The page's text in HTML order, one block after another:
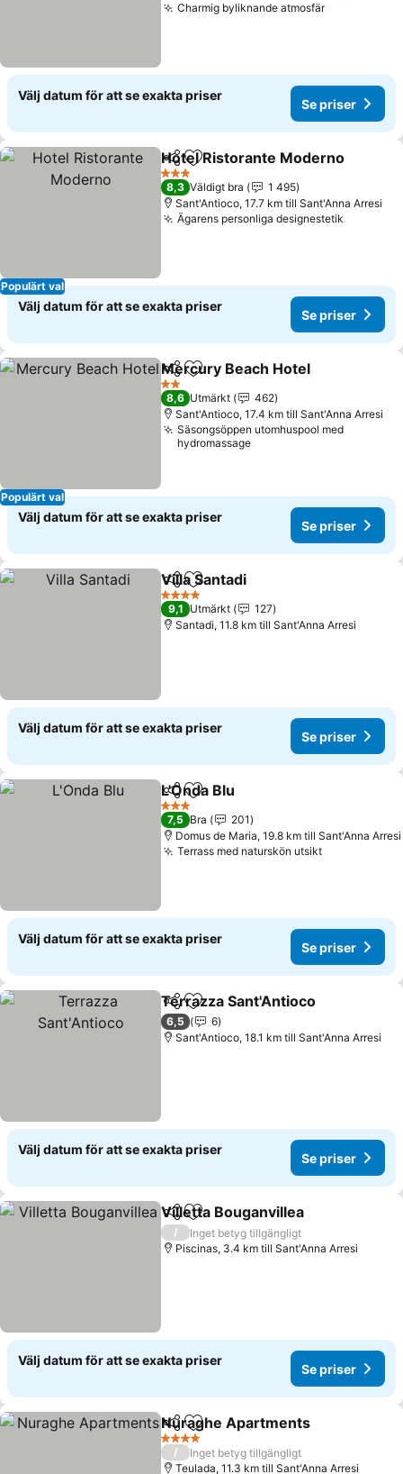
Charmig byliknande atmosfär
Välj datum för att se exakta priser
Se priser
Populärt val
Dela Lägg till i Mina Favoriter
Hotel Ristorante Moderno
3 Stjärnor
8,3 Väldigt bra
1 495
Sant'Antioco, 17.7 km till Sant'Anna Arresi
Ägarens personliga designestetik
Välj datum för att se exakta priser
Se priser
Populärt val
Dela Lägg till i Mina Favoriter
Mercury Beach Hotel
2 Stjärnor
8,6 Utmärkt
462
Sant'Antioco, 17.4 km till Sant'Anna Arresi
Säsongsöppen utomhuspool med
hydromassage
Välj datum för att se exakta priser
Se priser
Dela Lägg till i Mina Favoriter
Villa Santadi
4 Stjärnor
9,1 Utmärkt
127
Santadi, 11.8 km till Sant'Anna Arresi
Välj datum för att se exakta priser
Se priser
Dela Lägg till i Mina Favoriter
L'Onda Blu
3 Stjärnor
7,5 Bra
201
Domus de Maria, 19.8 km till Sant'Anna Arresi
Terrass med naturskön utsikt
Välj datum för att se exakta priser
Se priser
Dela Lägg till i Mina Favoriter
Terrazza Sant'Antioco
6,5
6
Sant'Antioco, 18.1 km till Sant'Anna Arresi
Välj datum för att se exakta priser
Se priser
Dela Lägg till i Mina Favoriter
Villetta Bouganvillea
/
Inget betyg tillgängligt
Piscinas, 3.4 km till Sant'Anna Arresi
Välj datum för att se exakta priser
Se priser
Dela Lägg till i Mina Favoriter
Nuraghe Apartments
4 Stjärnor
/
Inget betyg tillgängligt
Teulada, 11.3 km till Sant'Anna Arresi